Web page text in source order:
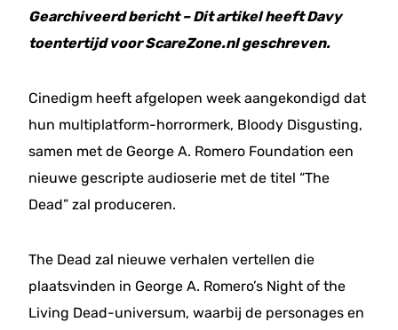
Gearchiveerd bericht – Dit artikel heeft Davy
toentertijd voor ScareZone.nl geschreven.
Cinedigm heeft afgelopen week aangekondigd dat
hun multiplatform-horrormerk, Bloody Disgusting,
samen met de George A. Romero Foundation een
nieuwe gescripte audioserie met de titel “The
Dead” zal produceren.
The Dead zal nieuwe verhalen vertellen die
plaatsvinden in George A. Romero’s Night of the
Living Dead-universum, waarbij de personages en